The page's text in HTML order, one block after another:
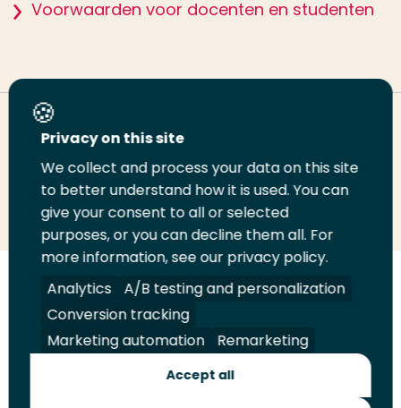
Voorwaarden voor docenten en studenten
Deel deze pagina
Deel
LinkedIn
Deel
op
Twitter
Deel
op
Facebook
Email
deze
pagina
Print
deze
pagina
Volg
ons
op
LinkedIn
Volg
ons
op
Facebook
Volg
ons
op
YouTube
Volg
ons
op
Instagram
Juridisch Security A-Z Index
Contact
Privacy on this site
We collect and process your data on this site
to better understand how it is used. You can
give your consent to all or selected
purposes, or you can decline them all. For
more information, see our privacy policy.
Analytics
A/B testing and personalization
Conversion tracking
Marketing automation
Remarketing
Accept all